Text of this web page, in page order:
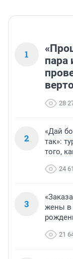
1
пара
28
2
«Дай
так»:
того,
24
3
жены в
21